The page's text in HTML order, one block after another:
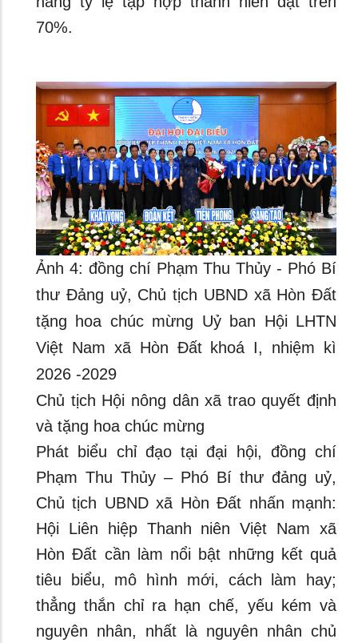
70%.
Ảnh 4: đồng chí Phạm Thu Thủy - Phó Bí
thư Đảng uỷ, Chủ tịch UBND xã Hòn Đất
tặng hoa chúc mừng Uỷ ban Hội LHTN
Việt Nam xã Hòn Đất khoá I, nhiệm kì
2026 -2029
Chủ tịch Hội nông dân xã trao quyết định
và tặng hoa chúc mừng
Phát biểu chỉ đạo tại đại hội, đồng chí
Phạm Thu Thủy – Phó Bí thư đảng uỷ,
Chủ tịch UBND xã Hòn Đất nhấn mạnh:
Hội Liên hiệp Thanh niên Việt Nam xã
Hòn Đất cần làm nổi bật những kết quả
tiêu biểu, mô hình mới, cách làm hay;
thẳng thắn chỉ ra hạn chế, yếu kém và
nguyên nhân, nhất là nguyên nhân chủ